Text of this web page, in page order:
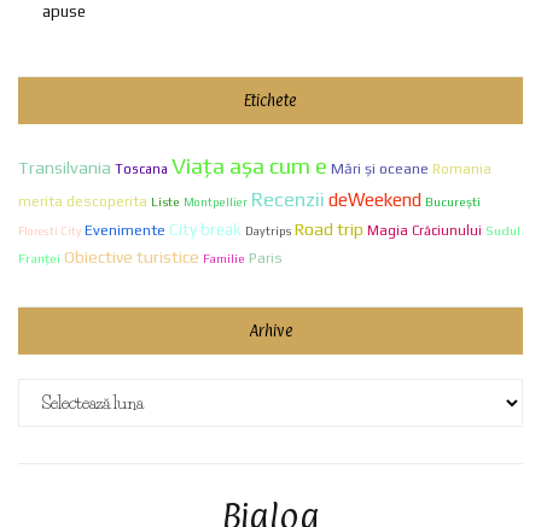
apuse
Etichete
Transilvania Toscana Viaţa aşa cum e Mări și oceane Romania
merita descoperita Liste Montpellier Recenzii deWeekend Bucureşti
Florești City Evenimente City break Daytrips Road trip Magia Crăciunului Sudul
Franței Obiective turistice Familie Paris
Arhive
Bialog